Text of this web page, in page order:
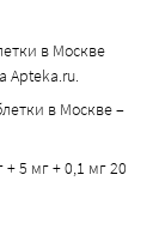
указывают
о том, что
в случае
в Москве
Apteka.ru.
в Москве –
5 мг + 0,1 мг 20